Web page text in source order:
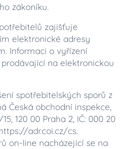
zákoníku.
zajišťuje
elektronické adresy
Informaci o vyřízení
na elektronickou
spotřebitelských sporů z
Česká obchodní inspekce,
120 00 Praha 2, IČ: 000 20
adr.coi.cz/cs.
on-line nacházející se na